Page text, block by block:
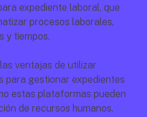
expediente laboral, que
procesos laborales,
y tiempos.
ventajas de utilizar
para gestionar expedientes
estas plataformas pueden
de recursos humanos.